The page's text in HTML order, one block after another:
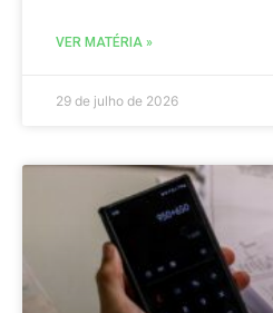
VER MATÉRIA »
29 de julho de 2026